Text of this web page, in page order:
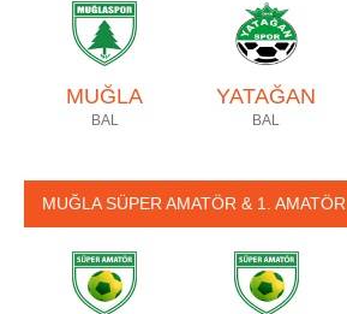
MUĞLA
BAL
YATAĞAN
BAL
MUĞLA SÜPER AMATÖR & 1. AMATÖR